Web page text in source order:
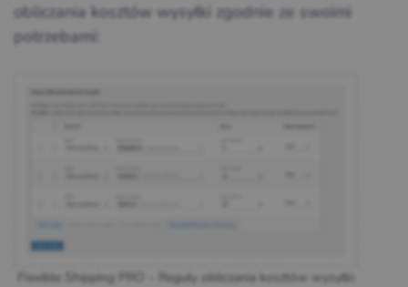
obliczania kosztów wysyłki zgodnie ze swoimi
potrzebami:
Flexible Shipping PRO – Reguły obliczania kosztów wysyłki